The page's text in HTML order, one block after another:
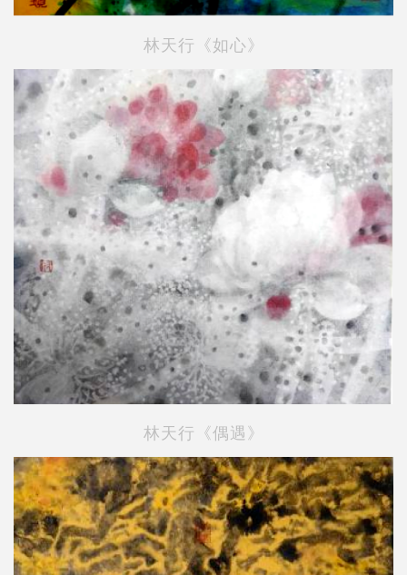
林天行《如心》
林天行《偶遇》